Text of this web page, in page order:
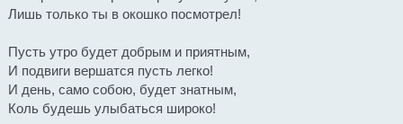
Лишь только ты в окошко посмотрел!
Пусть утро будет добрым и приятным,
И подвиги вершатся пусть легко!
И день, само собою, будет знатным,
Коль будешь улыбаться широко!